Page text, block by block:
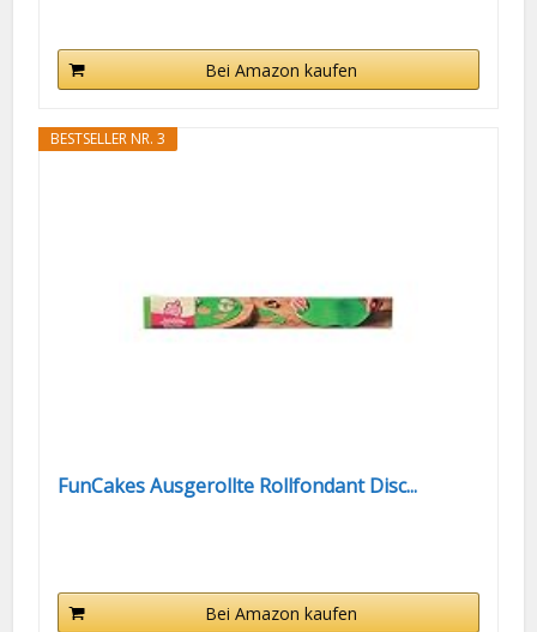
Bei Amazon kaufen
BESTSELLER NR. 3
FunCakes Ausgerollte Rollfondant Disc...
Bei Amazon kaufen